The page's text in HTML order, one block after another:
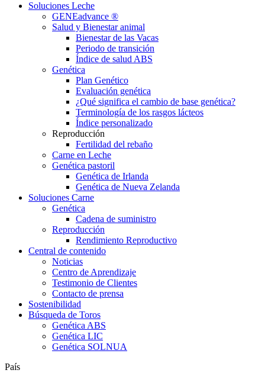
Soluciones Leche
GENEadvance ®
Salud y Bienestar animal
Bienestar de las Vacas
Periodo de transición
Índice de salud ABS
Genética
Plan Genético
Evaluación genética
¿Qué significa el cambio de base genética?
Terminología de los rasgos lácteos
Índice personalizado
Reproducción
Fertilidad del rebaño
Carne en Leche
Genética pastoril
Genética de Irlanda
Genética de Nueva Zelanda
Soluciones Carne
Genética
Cadena de suministro
Reproducción
Rendimiento Reproductivo
Central de contenido
Noticias
Centro de Aprendizaje
Testimonio de Clientes
Contacto de prensa
Sostenibilidad
Búsqueda de Toros
Genética ABS
Genética LIC
Genética SOLNUA
País